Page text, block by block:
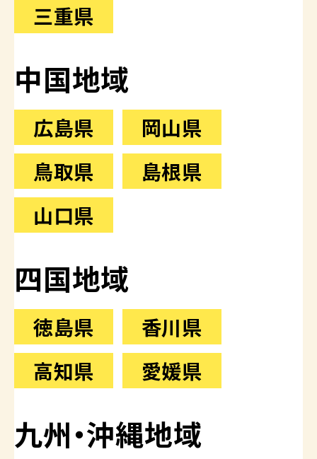
三重県
中国地域
広島県
岡山県
鳥取県
島根県
山口県
四国地域
徳島県
香川県
高知県
愛媛県
九州・沖縄地域